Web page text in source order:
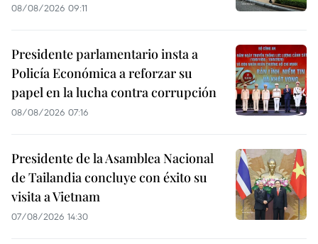
08/08/2026 09:11
Presidente parlamentario insta a
Policía Económica a reforzar su
papel en la lucha contra corrupción
08/08/2026 07:16
Presidente de la Asamblea Nacional
de Tailandia concluye con éxito su
visita a Vietnam
07/08/2026 14:30